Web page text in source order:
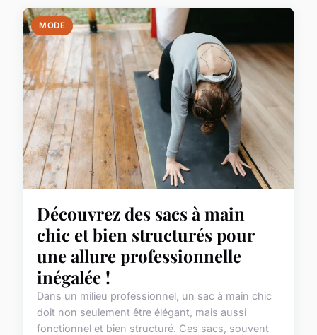
MODE
Découvrez des sacs à main
chic et bien structurés pour
une allure professionnelle
inégalée !
Dans un milieu professionnel, un sac à main chic
doit non seulement être élégant, mais aussi
fonctionnel et bien structuré. Ces sacs, souvent